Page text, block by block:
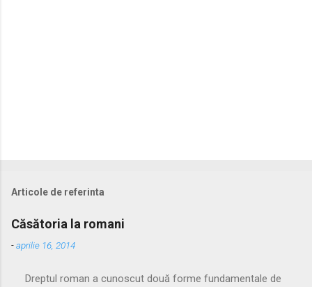
Articole de referinta
Căsătoria la romani
-aprilie 16, 2014
Dreptul roman a cunoscut două forme fundamentale de